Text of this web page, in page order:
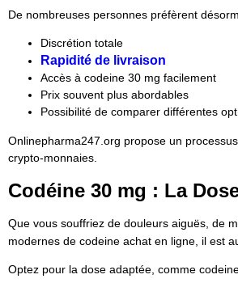
De nombreuses personnes préfèrent
Discrétion totale
Rapidité de livraison
Accès à codeine 30 mg facilement
Prix souvent plus abordables
Possibilité de comparer différentes
Onlinepharma247.org propose un
crypto-monnaies.
Codéine 30 mg : La
Que vous souffriez de douleurs aiguës, de
modernes de codeine achat en ligne, il est
Optez pour la dose adaptée, comme